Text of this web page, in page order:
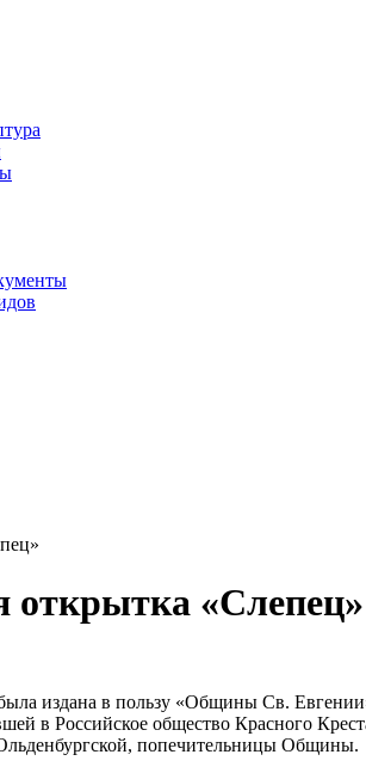
открытка «Слепец»
издана в пользу «Общины Св.
в Российское общество Красного
попечительницы Общины.